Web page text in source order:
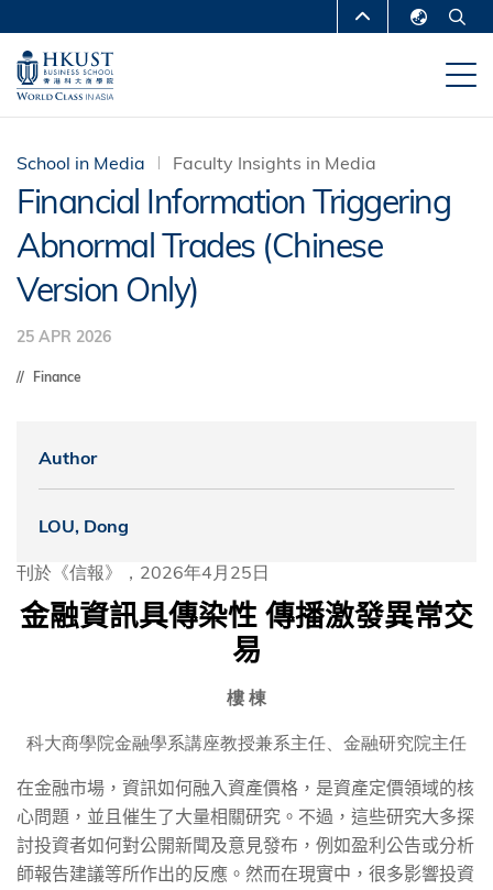
main
content
MORE ABOUT HKUST
UNIVERSITY NEWS
DEPARTMENTS A-Z
LIFE@HKUST LIBRARY
MAP & DIRECTIONS CAREERS AT HKUST
FACULTY PROFILES ABOUT HKUST
School in Media Faculty Insights in Media
Financial Information Triggering
Abnormal Trades (Chinese
Version Only)
25 APR 2026
Finance
Author
LOU, Dong
刊於《信報》，2026年4月25日
金融資訊具傳染性 傳播激發異常交
易
樓 棟
科大商學院金融學系講座教授兼系主任、金融研究院主任
在金融市場，資訊如何融入資產價格，是資產定價領域的核
心問題，並且催生了大量相關研究。不過，這些研究大多探
討投資者如何對公開新聞及意見發布，例如盈利公告或分析
師報告建議等所作出的反應。然而在現實中，很多影響投資